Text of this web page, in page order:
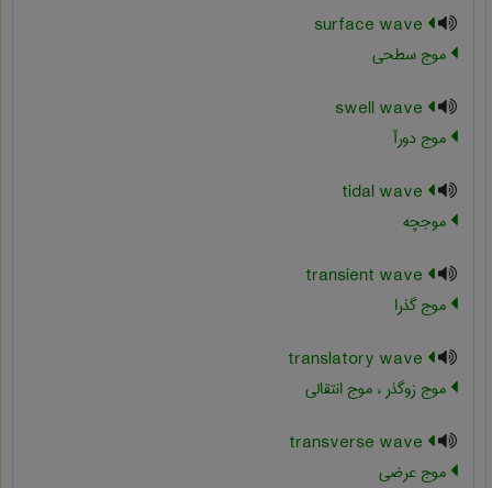
موج سطحی
موج دورآ
موجچه
موج گذرا
موج زوگذر ، موج انتقالی
موج عرضی